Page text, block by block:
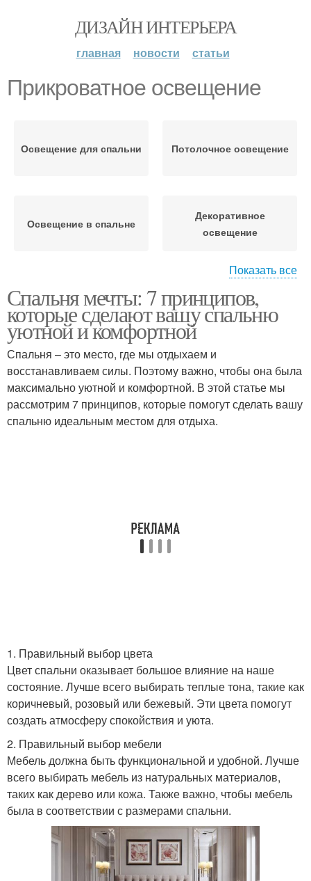
ДИЗАЙН ИНТЕРЬЕРА
главная новости статьи
Прикроватное освещение
Освещение для спальни Потолочное освещение
Освещение в спальне
Декоративное
освещение
тумбочки
Показать все
Спальня мечты: 7 принципов,
которые сделают вашу спальню
уютной и комфортной
Спальня – это место, где мы отдыхаем и
восстанавливаем силы. Поэтому важно, чтобы она была
максимально уютной и комфортной. В этой статье мы
рассмотрим 7 принципов, которые помогут сделать вашу
спальню идеальным местом для отдыха.
1. Правильный выбор цвета
Цвет спальни оказывает большое влияние на наше
состояние. Лучше всего выбирать теплые тона, такие как
коричневый, розовый или бежевый. Эти цвета помогут
создать атмосферу спокойствия и уюта.
2. Правильный выбор мебели
Мебель должна быть функциональной и удобной. Лучше
всего выбирать мебель из натуральных материалов,
таких как дерево или кожа. Также важно, чтобы мебель
была в соответствии с размерами спальни.